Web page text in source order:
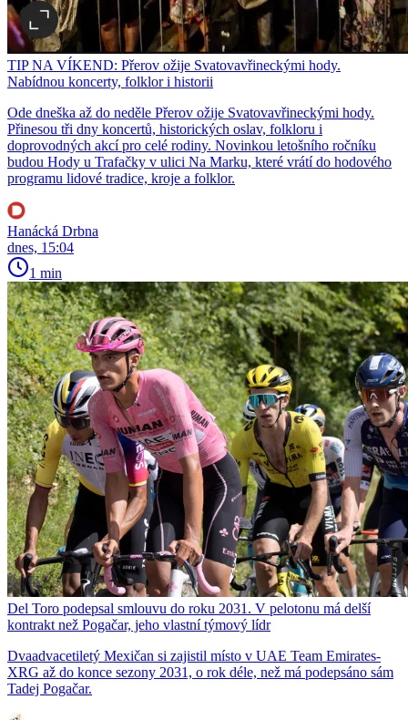
TIP NA VÍKEND: Přerov ožije Svatovavřineckými hody.
Nabídnou koncerty, folklor i historii
Ode dneška až do neděle Přerov ožije Svatovavřineckými hody.
Přinesou tři dny koncertů, historických oslav, folkloru i
doprovodných akcí pro celé rodiny. Novinkou letošního ročníku
budou Hody u Trafačky v ulici Na Marku, které vrátí do hodového
programu lidové tradice, kroje a folklor.
Hanácká Drbna
dnes, 15:04
1 min
Del Toro podepsal smlouvu do roku 2031. V pelotonu má delší
kontrakt než Pogačar, jeho vlastní týmový lídr
Dvaadvacetiletý Mexičan si zajistil místo v UAE Team Emirates-
XRG až do konce sezony 2031, o rok déle, než má podepsáno sám
Tadej Pogačar.